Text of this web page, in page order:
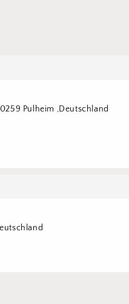
Pulheim ,Deutschland